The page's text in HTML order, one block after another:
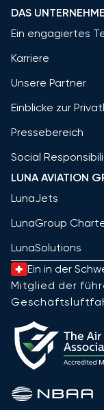
DAS
Ein engagiertes
Karriere
Unsere Partner
Einblicke zur
Pressebereich
Social
LUNA AVIATION
LunaJets
LunaGroup
LunaSolutions
Ein in der
Mitglied der